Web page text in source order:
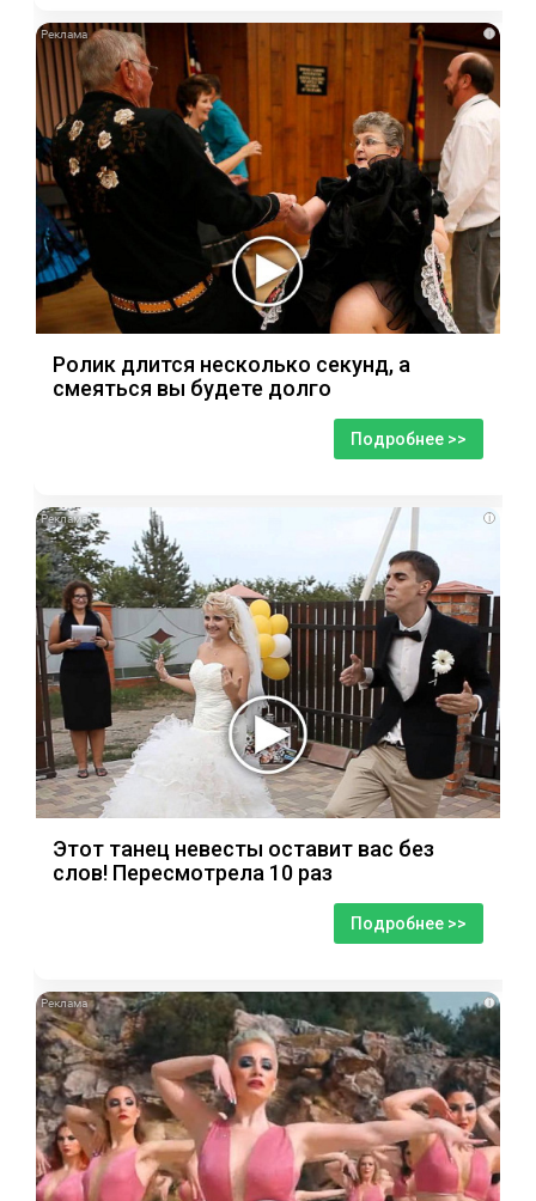
i
Ролик длится несколько секунд, а
смеяться вы будете долго
Подробнее >>
i
Этот танец невесты оставит вас без
слов! Пересмотрела 10 раз
Подробнее >>
i